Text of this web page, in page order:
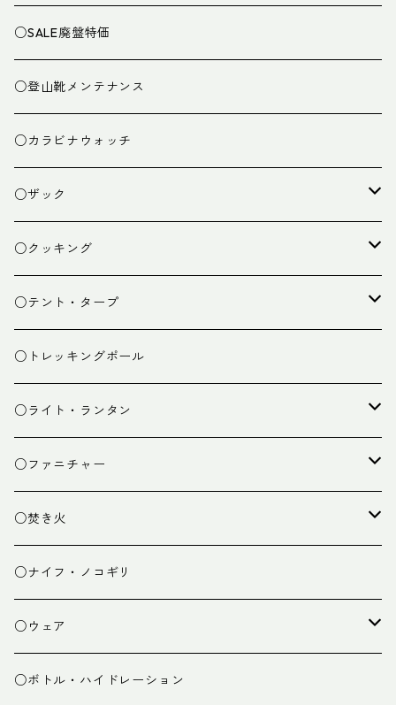
○SALE廃盤特価
○登山靴メンテナンス
○カラビナウォッチ
○ザック
ザック
スタッフバッグ
ザック小物
○クッキング
クッカー
バーナー
カトラリー
クッキング小物
○テント・タープ
テント
タープ
ペグ・ハンマー・小物
○トレッキングポール
○ライト・ランタン
ライト
ランタン
○ファニチャー
テーブル
チェア
○焚き火
焚き火台
焚き火小物
○ナイフ・ノコギリ
○ウェア
ミドルレイヤー
○ボトル・ハイドレーション